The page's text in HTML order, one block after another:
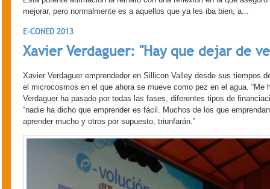
mejorar, pero normalmente es a aquellos que ya les iba bien, a...
E-CONED 2013
Xavier Verdaguer: "Hay que dejar de
Xavier Verdaguer emprendedor en Sillicon Valley desde sus tiempos
el microcosmos en el que ahora se mueve como pez en el agua. “Me
Verdaguer ha pasado por todas las fases, diferentes tipos de
“nadie ha dicho que emprender es fácil. Muchos de los que
aprender mucho y otros por supuesto, triunfarán.”